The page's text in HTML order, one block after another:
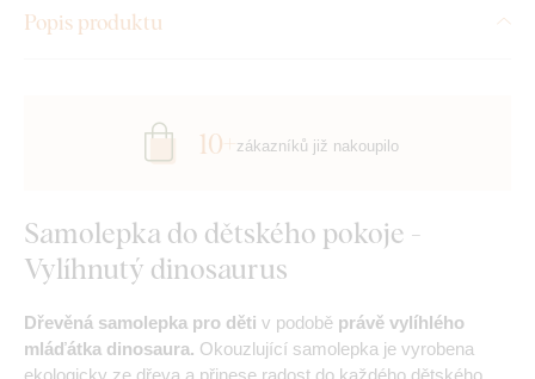
Popis produktu
Samolepka do dětského pokoje -
Vylíhnutý dinosaurus
Dřevěná samolepka pro děti v podobě právě vylíhlého
mláďátka dinosaura. Okouzlující samolepka je vyrobena
ekologicky ze dřeva a přinese radost do každého dětského
10+ zákazníků již nakoupilo